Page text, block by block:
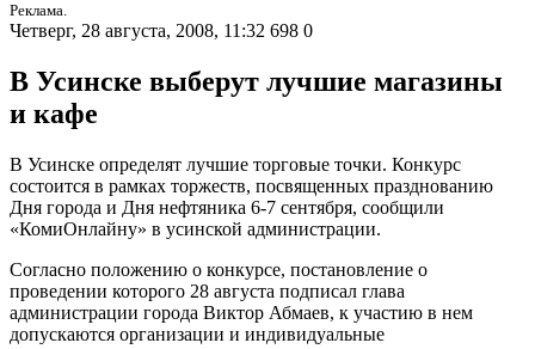
Реклама.
Четверг, 28 августа, 2008, 11:32 698 0
В Усинске выберут лучшие магазины
и кафе
В Усинске определят лучшие торговые точки. Конкурс
состоится в рамках торжеств, посвященных празднованию
Дня города и Дня нефтяника 6-7 сентября, сообщили
«КомиОнлайну» в усинской администрации.
Согласно положению о конкурсе, постановление о
проведении которого 28 августа подписал глава
администрации города Виктор Абмаев, к участию в нем
допускаются организации и индивидуальные